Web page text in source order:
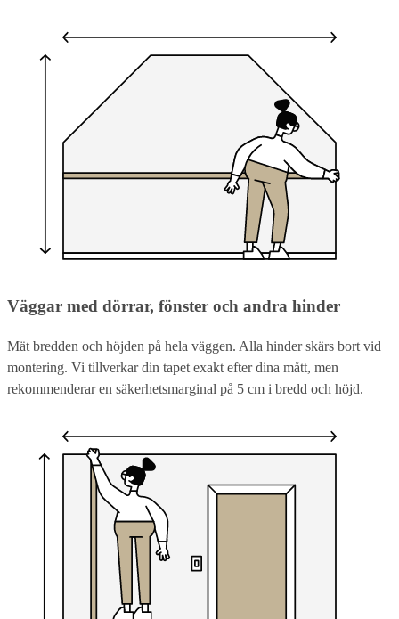
Väggar med dörrar, fönster och andra hinder
Mät bredden och höjden på hela väggen. Alla hinder skärs bort vid
montering. Vi tillverkar din tapet exakt efter dina mått, men
rekommenderar en säkerhetsmarginal på 5 cm i bredd och höjd.